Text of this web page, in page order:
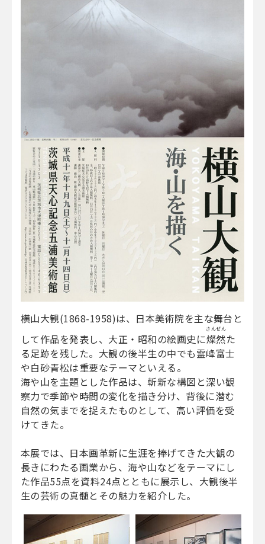
横山大観(1868-1958)は、日本美術院を主な舞台と
して作品を発表し、大正・昭和の絵画史に燦然
さんぜん
た
る足跡を残した。大観の後半生の中でも霊峰富士
や白砂青松は重要なテーマといえる。
海や山を主題とした作品は、斬新な構図と深い観
察力で季節や時間の変化を描き分け、背後に潜む
自然の気までを捉えたものとして、高い評価を受
けてきた。
本展では、日本画革新に生涯を捧げてきた大観の
長きにわたる画業から、海や山などをテーマにし
た作品55点を資料24点とともに展示し、大観後半
生の芸術の真髄とその魅力を紹介した。